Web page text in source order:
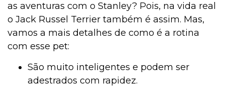
as aventuras com o Stanley? Pois, na vida real
o Jack Russel Terrier também é assim. Mas,
vamos a mais detalhes de como é a rotina
com esse pet:
São muito inteligentes e podem ser
adestrados com rapidez.